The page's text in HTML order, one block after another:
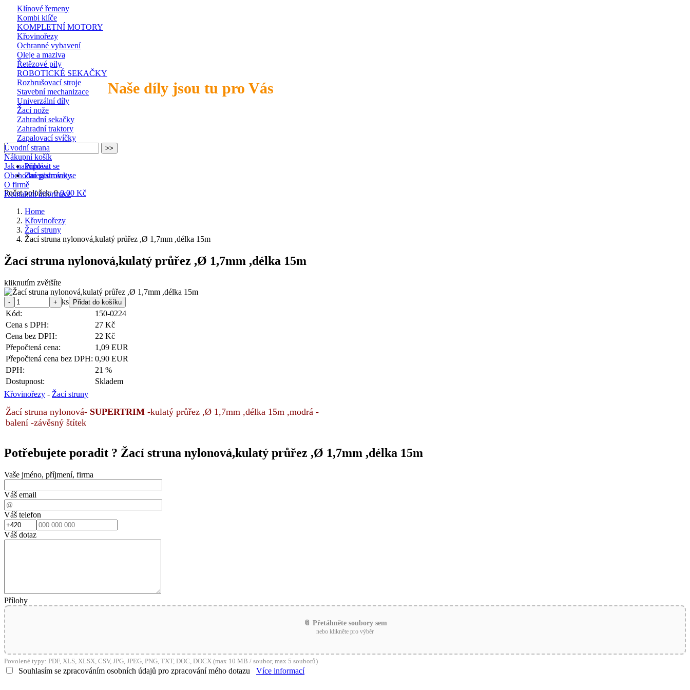
Naše díly jsou tu pro Vás
Klínové řemeny
Kombi klíče
KOMPLETNÍ MOTORY
Křovinořezy
Ochranné vybavení
Oleje a maziva
Řetězové pily
ROBOTICKÉ SEKAČKY
Rozbrušovací stroje
Stavební mechanizace
Univerzální díly
Žací nože
Zahradní sekačky
Zahradní traktory
Zapalovací svíčky
Přihlásit se
Zaregistrovat se
Počet položek: 0 0,00 Kč
Úvodní strana
Nákupní košík
Jak nakupovat
Obchodní podmínky
O firmě
Kontaktní informace
Home
Křovinořezy
Žací struny
Žací struna nylonová,kulatý průřez ,Ø 1,7mm ,délka 15m
Žací struna nylonová,kulatý průřez ,Ø 1,7mm ,délka 15m
kliknutím zvětšíte
ks
Kód:
150-0224
Cena s DPH:
27 Kč
Cena bez DPH:
22 Kč
Přepočtená cena:
1,09 EUR
Přepočtená cena bez DPH: 0,90 EUR
DPH:
21 %
Dostupnost:
Skladem
Křovinořezy - Žací struny
Žací struna nylonová- SUPERTRIM -kulatý průřez ,Ø 1,7mm ,délka 15m ,modrá -
balení -závěsný štítek
Potřebujete poradit ? Žací struna nylonová,kulatý průřez ,Ø 1,7mm ,délka 15m
Vaše jméno, příjmení, firma
Váš email
Váš telefon
Váš dotaz
Přílohy
📎 Přetáhněte soubory sem
nebo klikněte pro výběr
Povolené typy: PDF, XLS, XLSX, CSV, JPG, JPEG, PNG, TXT, DOC, DOCX (max 10 MB / soubor, max 5 souborů)
Souhlasím se zpracováním osobních údajů pro zpracování mého dotazu Více informací